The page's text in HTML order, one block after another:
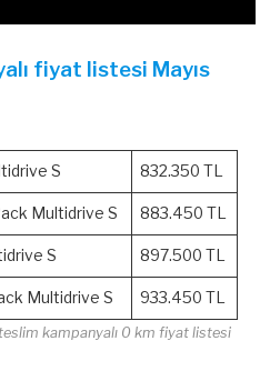
fiyat listesi Mayıs
S 832.350 TL
Multidrive S 883.450 TL
S 897.500 TL
Multidrive S 933.450 TL
kampanyalı 0 km fiyat listesi